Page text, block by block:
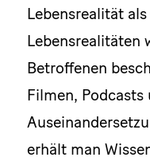
Lebensrealität
Lebensrealitäten
Betroffenen
Filmen,
erhält man